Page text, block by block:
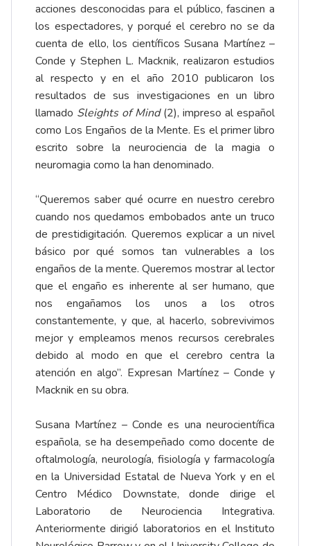
acciones desconocidas para el público, fascinen a
los espectadores, y porqué el cerebro no se da
cuenta de ello, los científicos Susana Martínez –
Conde y Stephen L. Macknik, realizaron estudios
al respecto y en el año 2010 publicaron los
resultados de sus investigaciones en un libro
llamado Sleights of Mind(2), impreso al español
como Los Engaños de la Mente. Es el primer libro
escrito sobre la neurociencia de la magia o
neuromagia como la han denominado.
“Queremos saber qué ocurre en nuestro cerebro
cuando nos quedamos embobados ante un truco
de prestidigitación. Queremos explicar a un nivel
básico por qué somos tan vulnerables a los
engaños de la mente. Queremos mostrar al lector
que el engaño es inherente al ser humano, que
nos engañamos los unos a los otros
constantemente, y que, al hacerlo, sobrevivimos
mejor y empleamos menos recursos cerebrales
debido al modo en que el cerebro centra la
atención en algo”. Expresan Martínez – Conde y
Macknik en su obra.
Susana Martínez – Conde es una neurocientífica
española, se ha desempeñado como docente de
oftalmología, neurología, fisiología y farmacología
en la Universidad Estatal de Nueva York y en el
Centro Médico Downstate, donde dirige el
Laboratorio de Neurociencia Integrativa.
Anteriormente dirigió laboratorios en el Instituto